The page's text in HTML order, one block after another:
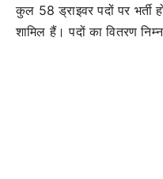
कुल 58 ड्राइवर पदों पर भर्ती
शामिल हैं। पदों का वितरण